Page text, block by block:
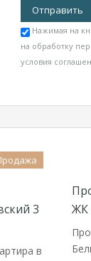
Нажимая на
на обработку
условия
3
в
ЖК